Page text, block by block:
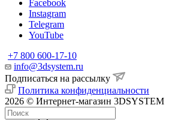
Facebook
Instagram
Telegram
YouTube
+7 800 600-17-10
info@3dsystem.ru
Подписаться на рассылку
Политика конфиденциальности
2026 © Интернет-магазин 3DSYSTEM